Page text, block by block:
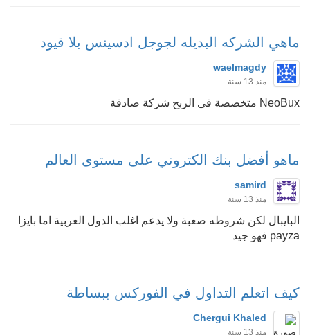
ماهي الشركه البديله لجوجل ادسينس بلا قيود
waelmagdy
منذ 13 سنة
NeoBux متخصصة فى الربح شركة صادقة
ماهو أفضل بنك الكتروني على مستوى العالم
samird
منذ 13 سنة
البايبال لكن شروطه صعبة ولا يدعم اغلب الدول العربية اما بايزا
payza فهو جيد
كيف اتعلم التداول في الفوركس ببساطة
Chergui Khaled
منذ 13 سنة